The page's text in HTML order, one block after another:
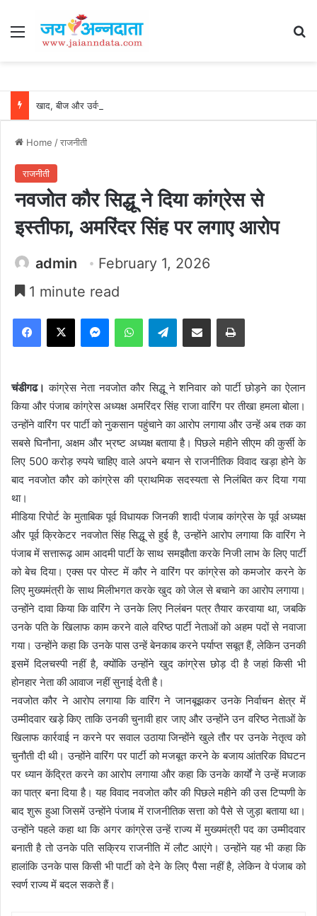
Menu
Home /राजनीती
राजनीती
नवजोत कौर सिद्धू ने दिया कांग्रेस से
इस्तीफा, अमरिंदर सिंह पर लगाए आरोप
admin
February 1, 2026
1 minute read
Facebook
X MessengerWhatsAppTelegramShare via Email Print
चंडीगढ।कांग्रेस नेता नवजोत कौर सिद्धू ने शनिवार को पार्टी छोड़ने का ऐलान
किया और पंजाब कांग्रेस अध्यक्ष अमरिंदर सिंह राजा वारिंग पर तीखा हमला बोला।
उन्होंने वारिंग पर पार्टी को नुकसान पहुंचाने का आरोप लगाया और उन्हें अब तक का
सबसे घिनौना, अक्षम और भ्रष्ट अध्यक्ष बताया है। पिछले महीने सीएम की कुर्सी के
लिए 500 करोड़ रुपये चाहिए वाले अपने बयान से राजनीतिक विवाद खड़ा होने के
बाद नवजोत कौर को कांग्रेस की प्राथमिक सदस्यता से निलंबित कर दिया गया
था।
मीडिया रिपोर्ट के मुताबिक पूर्व विधायक जिनकी शादी पंजाब कांग्रेस के पूर्व अध्यक्ष
और पूर्व क्रिकेटर नवजोत सिंह सिद्धू से हुई है, उन्होंने आरोप लगाया कि वारिंग ने
पंजाब में सत्तारूढ़ आम आदमी पार्टी के साथ समझौता करके निजी लाभ के लिए पार्टी
को बेच दिया। एक्स पर पोस्ट में कौर ने वारिंग पर कांग्रेस को कमजोर करने के
लिए मुख्यमंत्री के साथ मिलीभगत करके खुद को जेल से बचाने का आरोप लगाया।
उन्होंने दावा किया कि वारिंग ने उनके लिए निलंबन पत्र तैयार करवाया था, जबकि
उनके पति के खिलाफ काम करने वाले वरिष्ठ पार्टी नेताओं को अहम पदों से नवाजा
गया। उन्होंने कहा कि उनके पास उन्हें बेनकाब करने पर्याप्त सबूत हैं, लेकिन उनकी
इसमें दिलचस्पी नहीं है, क्योंकि उन्होंने खुद कांग्रेस छोड़ दी है जहां किसी भी
होनहार नेता की आवाज नहीं सुनाई देती है।
नवजोत कौर ने आरोप लगाया कि वारिंग ने जानबूझकर उनके निर्वाचन क्षेत्र में
उम्मीदवार खड़े किए ताकि उनकी चुनावी हार जाए और उन्होंने उन वरिष्ठ नेताओं के
खिलाफ कार्रवाई न करने पर सवाल उठाया जिन्होंने खुले तौर पर उनके नेतृत्व को
चुनौती दी थी। उन्होंने वारिंग पर पार्टी को मजबूत करने के बजाय आंतरिक विघटन
पर ध्यान केंद्रित करने का आरोप लगाया और कहा कि उनके कार्यों ने उन्हें मजाक
का पात्र बना दिया है। यह विवाद नवजोत कौर की पिछले महीने की उस टिप्पणी के
बाद शुरू हुआ जिसमें उन्होंने पंजाब में राजनीतिक सत्ता को पैसे से जुड़ा बताया था।
उन्होंने पहले कहा था कि अगर कांग्रेस उन्हें राज्य में मुख्यमंत्री पद का उम्मीदवार
बनाती है तो उनके पति सक्रिय राजनीति में लौट आएंगे। उन्होंने यह भी कहा कि
हालांकि उनके पास किसी भी पार्टी को देने के लिए पैसा नहीं है, लेकिन वे पंजाब को
स्वर्ण राज्य में बदल सकते हैं।